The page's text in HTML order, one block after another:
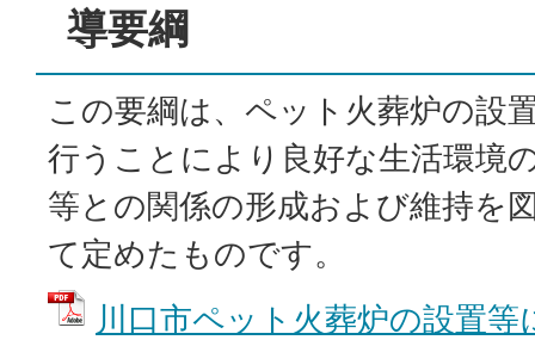
導要綱
この要綱は、ペット火葬炉の設
行うことにより良好な生活環境
等との関係の形成および維持を
て定めたものです。
川口市ペット火葬炉の設置等